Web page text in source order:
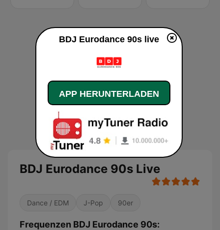
BDJ Eurodance 90s Live
Dance / EDM J-Pop 90er
Frequenzen BDJ Eurodance 90s:
BDJ Eurodance 90s live
APP HERUNTERLADEN